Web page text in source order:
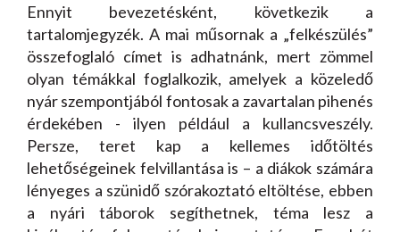
Ennyit bevezetésként, következik a
tartalomjegyzék. A mai műsornak a „felkészülés”
összefoglaló címet is adhatnánk, mert zömmel
olyan témákkal foglalkozik, amelyek a közeledő
nyár szempontjából fontosak a zavartalan pihenés
érdekében - ilyen például a kullancsveszély.
Persze, teret kap a kellemes időtöltés
lehetőségeinek felvillantása is – a diákok számára
lényeges a szünidő szórakoztató eltöltése, ebben
a nyári táborok segíthetnek, téma lesz a